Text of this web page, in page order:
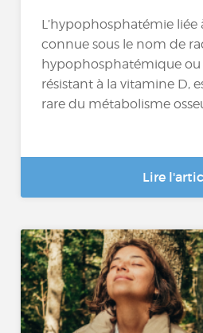
L’hypophosphatémie liée
connue sous le nom de
hypophosphatémique
résistant à la vitamine D,
rare du métabolisme
Lire